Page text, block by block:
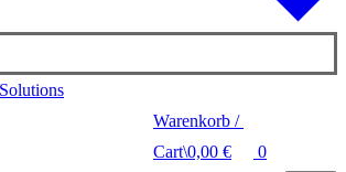
Warenkorb /
Cart\0,00 € 0